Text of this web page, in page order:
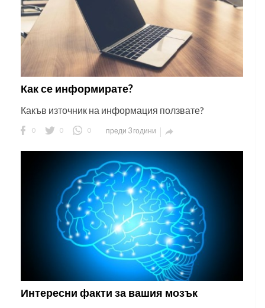
Как се информирате?
Какъв източник на информация ползвате?
0 0 0 преди 3 години 
Интересни факти за вашия мозък